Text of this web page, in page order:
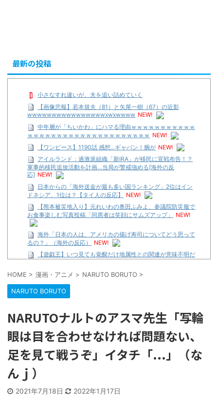
最新の投稿
小さなすれ違いが、夫を追い詰めていく
【画像悲報】若本規夫（81）と矢尾一樹（67）の近影
wwwwwwwwwwwwwwwwxwxwwww NEW!
中年層が「ちいかわ」にハマる理由ｗｗｗｗｗｗｗｗｗｗｗ
ｗｗｗｗｗｗｗｗｗｗｗｗｗｗｗｗｗｗｗｗｗ NEW!
【ワンピース】1190話 感想...ギャバン！腕が NEW!
アイルランド：過激派組織「新IRA」が移民に宣戦布告！？
軍事的移民追放活動を計画…当局が警戒強める[海外の反
応] NEW!
日本からの「海外送金が最も多い国ランキング」2位はイン
ドネシア、1位は？【タイ人の反応】
NEW!
【熊本被災地入り】元れいわの奥田ふみよ、参議院防災服で
お食事楽しむ写真投稿「同席者は笑顔にサムズアップ」
NEW!
海外「日本の人は、アメリカの揚げ寿司についてどう思って
るの？」（海外の反応）
NEW!
【遊戯王】いつ見ても覚醒だけ地属性との関連が意味不明だ
…背が高い娘
【遊戯王】いつ見ても覚醒だけ地属性との関連が意味不明だ
な…
【ギャルゲ】「千恋*万花」のアニメ化決定でKOTOKOが主
【R-18】真・女神転生 Road to the Transcendence【二次
北原ももさんの挑発!!!
な…
HOME > 漫画・アニメ > NARUTO BORUTO >
NARUTO BORUTO
NARUTOナルトのアスマ先生「写輪
眼は目を合わせなければ問題ない、
足を見て戦うぞ」イタチ「...」（な
んｊ）
2021年7月18日 2022年1月17日